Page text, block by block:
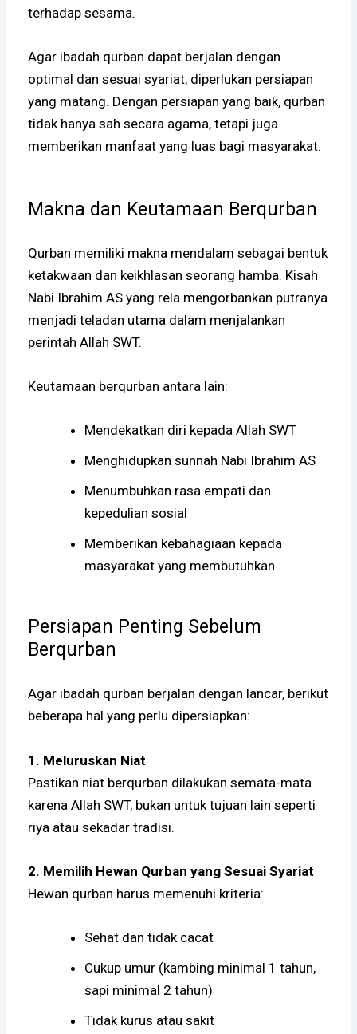
terhadap sesama.
Agar ibadah qurban dapat berjalan dengan
optimal dan sesuai syariat, diperlukan persiapan
yang matang. Dengan persiapan yang baik, qurban
tidak hanya sah secara agama, tetapi juga
memberikan manfaat yang luas bagi masyarakat.
Makna dan Keutamaan Berqurban
Qurban memiliki makna mendalam sebagai bentuk
ketakwaan dan keikhlasan seorang hamba. Kisah
Nabi Ibrahim AS yang rela mengorbankan putranya
menjadi teladan utama dalam menjalankan
perintah Allah SWT.
Keutamaan berqurban antara lain:
Mendekatkan diri kepada Allah SWT
Menghidupkan sunnah Nabi Ibrahim AS
Menumbuhkan rasa empati dan
kepedulian sosial
Memberikan kebahagiaan kepada
masyarakat yang membutuhkan
Persiapan Penting Sebelum
Berqurban
Agar ibadah qurban berjalan dengan lancar, berikut
beberapa hal yang perlu dipersiapkan:
1. Meluruskan Niat
Pastikan niat berqurban dilakukan semata-mata
karena Allah SWT, bukan untuk tujuan lain seperti
riya atau sekadar tradisi.
2. Memilih Hewan Qurban yang Sesuai Syariat
Hewan qurban harus memenuhi kriteria:
Sehat dan tidak cacat
Cukup umur (kambing minimal 1 tahun,
sapi minimal 2 tahun)
Tidak kurus atau sakit